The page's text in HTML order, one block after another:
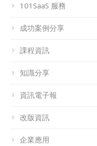
101SaaS 服務
成功案例分享
課程資訊
知識分享
資訊電子報
改版資訊
企業應用